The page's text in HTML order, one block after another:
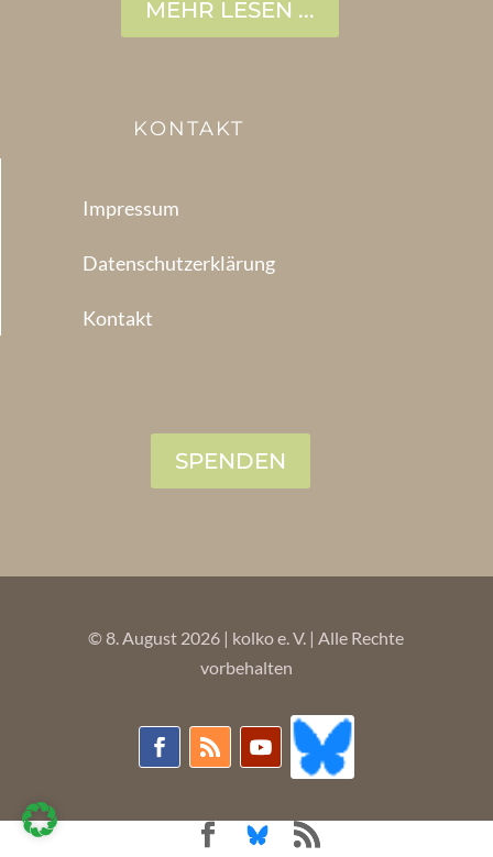
MEHR LESEN ...
KONTAKT
Impressum
Datenschutzerklärung
Kontakt
SPENDEN
© 8. August 2026 | kolko e. V. | Alle Rechte
vorbehalten